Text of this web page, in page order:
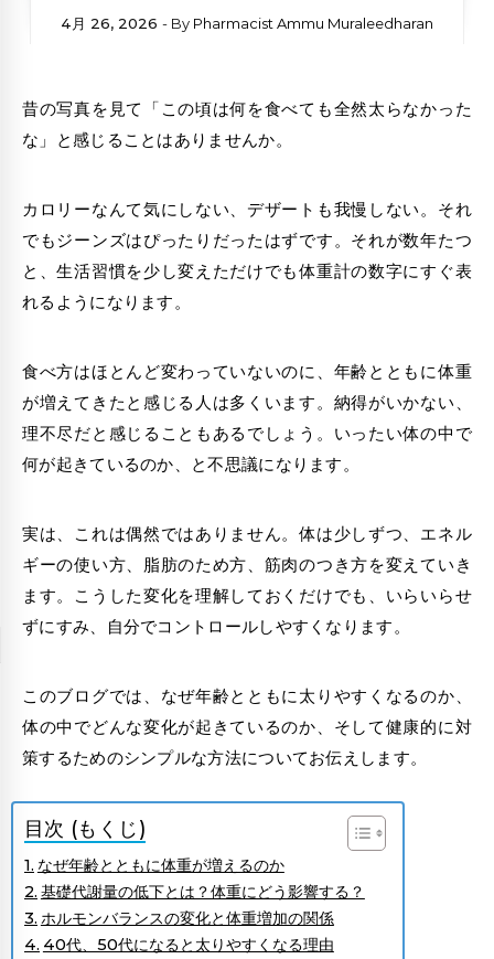
4月 26, 2026 - By Pharmacist Ammu Muraleedharan
昔の写真を見て「この頃は何を食べても全然太らなかった
な」と感じることはありませんか。
カロリーなんて気にしない、デザートも我慢しない。それ
でもジーンズはぴったりだったはずです。それが数年たつ
と、生活習慣を少し変えただけでも体重計の数字にすぐ表
れるようになります。
食べ方はほとんど変わっていないのに、年齢とともに体重
が増えてきたと感じる人は多くいます。納得がいかない、
理不尽だと感じることもあるでしょう。いったい体の中で
何が起きているのか、と不思議になります。
実は、これは偶然ではありません。体は少しずつ、エネル
ギーの使い方、脂肪のため方、筋肉のつき方を変えていき
ます。こうした変化を理解しておくだけでも、いらいらせ
ずにすみ、自分でコントロールしやすくなります。
このブログでは、なぜ年齢とともに太りやすくなるのか、
体の中でどんな変化が起きているのか、そして健康的に対
策するためのシンプルな方法についてお伝えします。
目次 (もくじ)
なぜ年齢とともに体重が増えるのか
基礎代謝量の低下とは？体重にどう影響する？
ホルモンバランスの変化と体重増加の関係
40代、50代になると太りやすくなる理由